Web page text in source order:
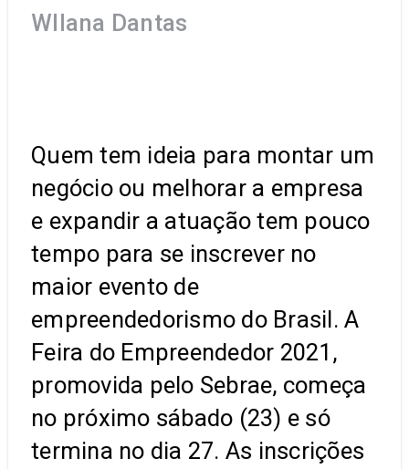
Wllana Dantas
Quem tem ideia para montar um
negócio ou melhorar a empresa
e expandir a atuação tem pouco
tempo para se inscrever no
maior evento de
empreendedorismo do Brasil. A
Feira do Empreendedor 2021,
promovida pelo Sebrae, começa
no próximo sábado (23) e só
termina no dia 27. As inscrições